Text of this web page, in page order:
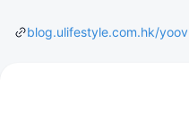
blog.ulifestyle.com.hk/yoov